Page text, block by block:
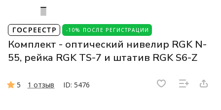
ГОСРЕЕСТР -10% ПОСЛЕ РЕГИСТРАЦИИ
Комплект - оптический нивелир RGK N-
55, рейка RGK TS-7 и штатив RGK S6-Z
5 1 отзыв ID: 5476